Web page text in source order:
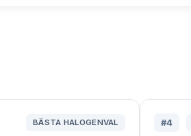
BÄSTA HALOGENVAL #4